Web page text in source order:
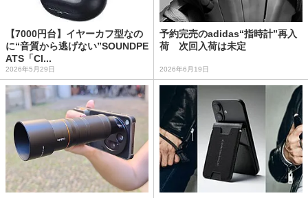
【7000円台】イヤーカフ型なの
に“音質から逃げない”SOUNDPE
ATS「Cl...
2026年5月29日
予約完売のadidas“指時計”再入
荷 次回入荷は未定
2026年6月19日